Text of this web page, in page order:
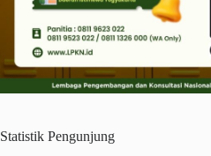
Statistik Pengunjung